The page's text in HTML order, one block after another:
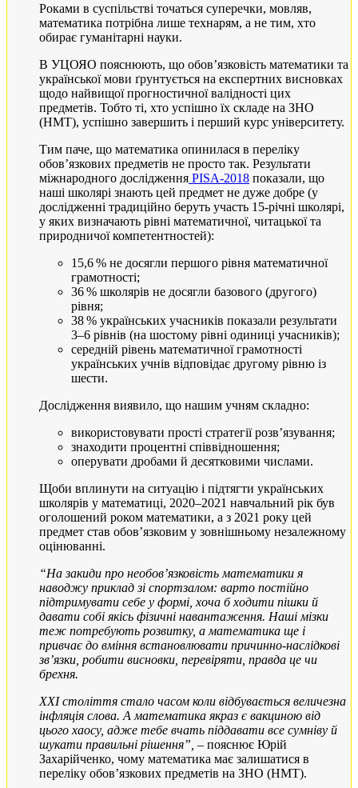
Роками в суспільстві точаться суперечки, мовляв,
математика потрібна лише технарям, а не тим, хто
обирає гуманітарні науки.
В УЦОЯО пояснюють, що обов’язковість математики та
української мови ґрунтується на експертних висновках
щодо найвищої прогностичної валідності цих
предметів. Тобто ті, хто успішно їх складе на ЗНО
(НМТ), успішно завершить і перший курс університету.
Тим паче, що математика опинилася в переліку
обов’язкових предметів не просто так. Результати
міжнародного дослідження PISA-2018 показали, що
наші школярі знають цей предмет не дуже добре (у
дослідженні традиційно беруть участь 15-річні школярі,
у яких визначають рівні математичної, читацької та
природничої компетентностей):
15,6 % не досягли першого рівня математичної
грамотності;
36 % школярів не досягли базового (другого)
рівня;
38 % українських учасників показали результати
3–6 рівнів (на шостому рівні одиниці учасників);
середній рівень математичної грамотності
українських учнів відповідає другому рівню із
шести.
Дослідження виявило, що нашим учням складно:
використовувати прості стратегії розв’язування;
знаходити процентні співвідношення;
оперувати дробами й десятковими числами.
Щоби вплинути на ситуацію і підтягти українських
школярів у математиці, 2020–2021 навчальний рік був
оголошений роком математики, а з 2021 року цей
предмет став обов’язковим у зовнішньому незалежному
оцінюванні.
“На закиди про необов’язковість математики я
наводжу приклад зі спортзалом: варто постійно
підтримувати себе у формі, хоча б ходити пішки й
давати собі якісь фізичні навантаження. Наші мізки
теж потребують розвитку, а математика ще і
привчає до вміння встановлювати причинно-наслідкові
зв’язки, робити висновки, перевіряти, правда це чи
брехня.
XXI століття стало часом коли відбувається величезна
інфляція слова. А математика якраз є вакциною від
цього хаосу, адже тебе вчать піддавати все сумніву й
шукати правильні рішення”, – пояснює Юрій
Захарійченко, чому математика має залишатися в
переліку обов’язкових предметів на ЗНО (НМТ).